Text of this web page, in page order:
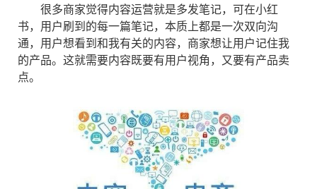
很多商家觉得内容运营就是多发笔记，可在小红
书，用户刷到的每一篇笔记，本质上都是一次双向沟
通，用户想看到和我有关的内容，商家想让用户记住我
的产品。这就需要内容既要有用户视角，又要有产品卖
点。